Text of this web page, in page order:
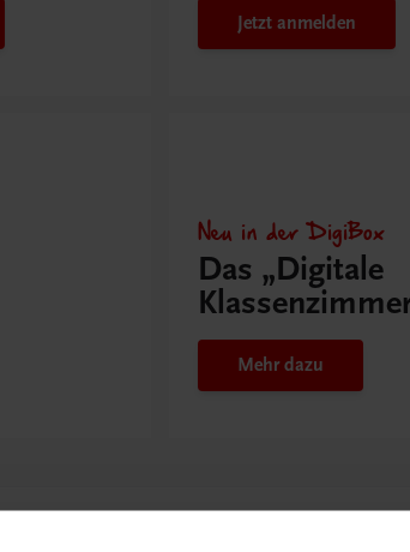
Jetzt anmelden
Neu in der DigiBox
Das „Digitale
Mehr dazu